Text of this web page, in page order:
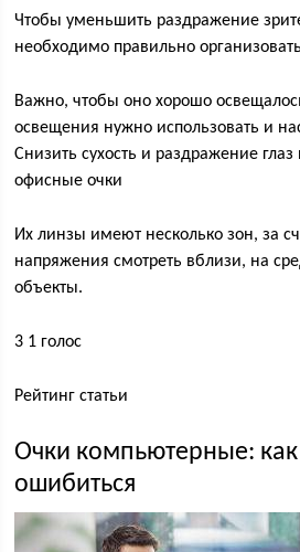
Чтобы уменьшить раздражение
необходимо правильно
Важно, чтобы оно хорошо
освещения нужно использовать и
Снизить сухость и раздражение
офисные очки
Их линзы имеют несколько зон, за
напряжения смотреть вблизи, на
объекты.
3 1 голос
Рейтинг статьи
Очки компьютерные:
ошибиться